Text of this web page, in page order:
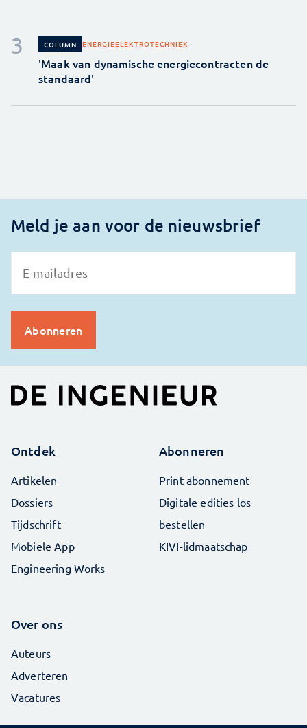
COLUMN ENERGIEELEKTROTECHNIEK
'Maak van dynamische energiecontracten de
standaard'
Meld je aan voor de nieuwsbrief
Ontdek
Artikelen
Dossiers
Tijdschrift
Mobiele App
Engineering Works
Abonneren
Print abonnement
Digitale edities los
bestellen
KIVI-lidmaatschap
Over ons
Auteurs
Adverteren
Vacatures